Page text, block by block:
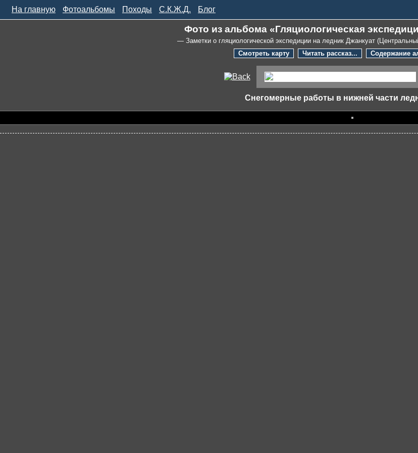
На главную Фотоальбомы Походы С.К.Ж.Д. Блог
Фото из альбома «Гляциологическая
— Заметки о гляциологической экспедиции на ледник Джанкуат
Смотреть карту
Читать рассказ... Содержание
Снегомерные работы в нижней части